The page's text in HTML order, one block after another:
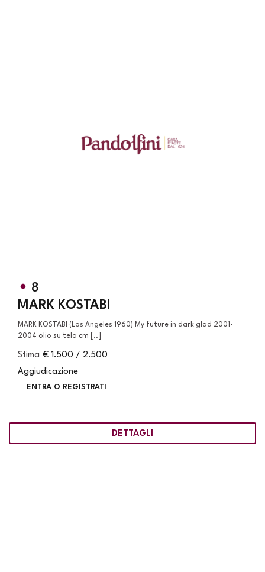
8
MARK KOSTABI
MARK KOSTABI (Los Angeles 1960) My future in dark glad 2001-
2004 olio su tela cm [..]
Stima € 1.500 / 2.500
Aggiudicazione
ENTRA O REGISTRATI
DETTAGLI